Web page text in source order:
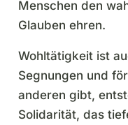
Menschen den
Glauben ehren.
Wohltätigkeit ist
Segnungen und
anderen gibt,
Solidarität, das